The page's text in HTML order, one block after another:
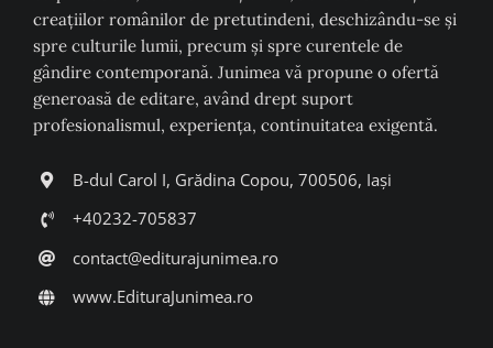
creaţiilor românilor de pretutindeni, deschizându-se şi
spre culturile lumii, precum şi spre curentele de
gândire contemporană. Junimea vă propune o ofertă
generoasă de editare, având drept suport
profesionalismul, experiența, continuitatea exigentă.
B-dul Carol I, Grădina Copou, 700506, Iași
+40232-705837
contact@editurajunimea.ro
www.EdituraJunimea.ro